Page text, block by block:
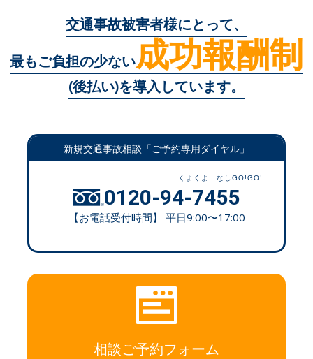
交通事故被害者様にとって、
最もご負担の少ない成功報酬制
(後払い)を導入しています。
新規交通事故相談「ご予約専用ダイヤル」
0120-94-7455
【お電話受付時間】 平日9:00〜17:00
相談ご予約フォーム